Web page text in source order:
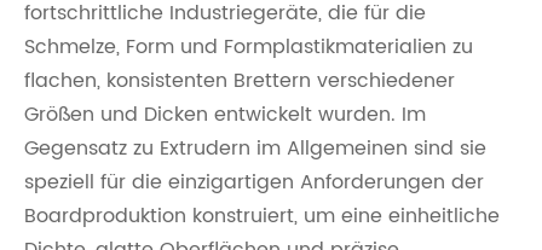
fortschrittliche Industriegeräte, die für die
Schmelze, Form und Formplastikmaterialien zu
flachen, konsistenten Brettern verschiedener
Größen und Dicken entwickelt wurden. Im
Gegensatz zu Extrudern im Allgemeinen sind sie
speziell für die einzigartigen Anforderungen der
Boardproduktion konstruiert, um eine einheitliche